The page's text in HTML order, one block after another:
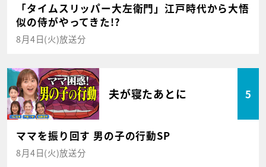
「タイムスリッパー大左衛門」江戸時代から大悟
似の侍がやってきた!?
8月4日(火)放送分
夫が寝たあとに 5
ママを振り回す 男の子の行動SP
8月4日(火)放送分